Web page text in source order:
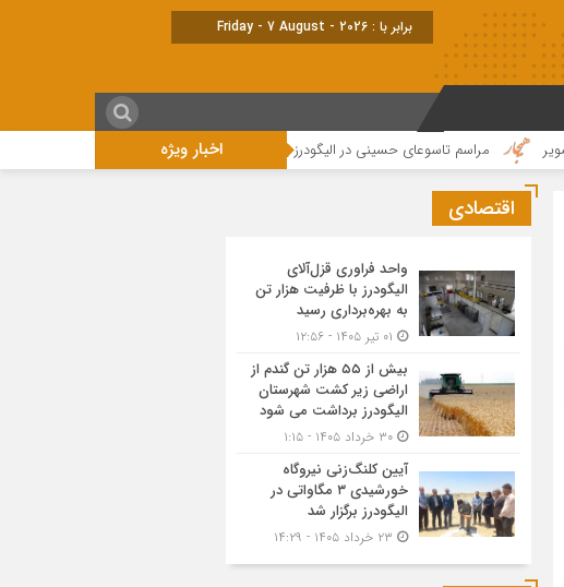
برابر با : Friday - 7 August - 2026
اخبار ویژه مراسم تاسوعای حسینی در الیگودرز برگزار شد +تصویر
اقتصادی
واحد فراوری قزل‌آلای
الیگودرز با ظرفیت هزار تن
به بهره‌برداری رسید
بیش از ۵۵ هزار تن گندم از
اراضی زیر کشت شهرستان
الیگودرز برداشت می شود
آیین کلنگ‌زنی نیروگاه
خورشیدی ۳ مگاواتی در
الیگودرز برگزار شد